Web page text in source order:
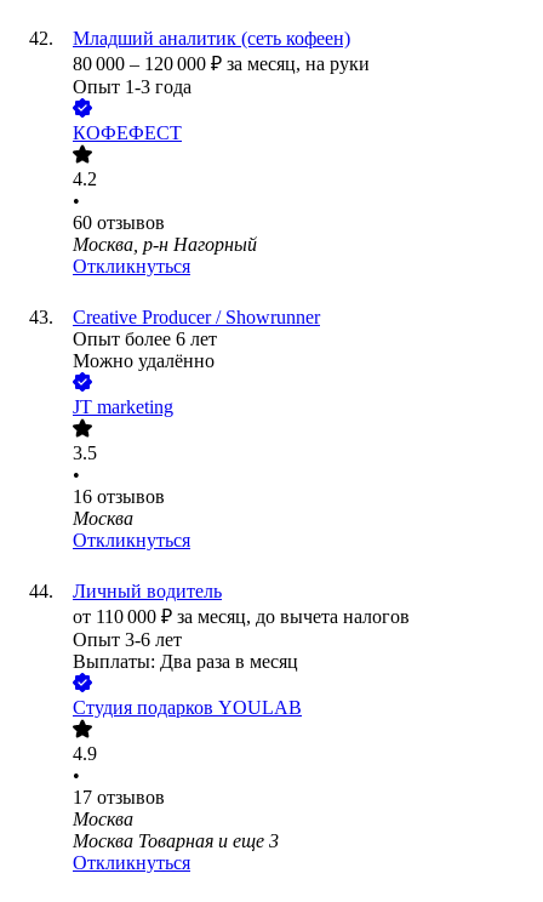
Младший аналитик (сеть кофеен)
80 000 – 120 000 ₽ за месяц, на руки
Опыт 1-3 года
КОФЕФЕСТ
4.2
•
60 отзывов
Москва, р-н Нагорный
Откликнуться
Creative Producer / Showrunner
Опыт более 6 лет
Можно удалённо
JT marketing
3.5
•
16 отзывов
Москва
Откликнуться
Личный водитель
от 110 000 ₽ за месяц, до вычета налогов
Опыт 3-6 лет
Выплаты: Два раза в месяц
Студия подарков YOULAB
4.9
•
17 отзывов
Москва
Москва Товарная и еще 3
Откликнуться